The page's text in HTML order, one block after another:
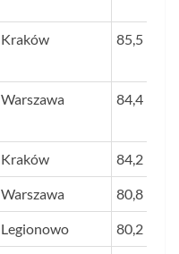
Kraków 85,5
Warszawa 84,4
Kraków 84,2
Warszawa 80,8
Legionowo 80,2